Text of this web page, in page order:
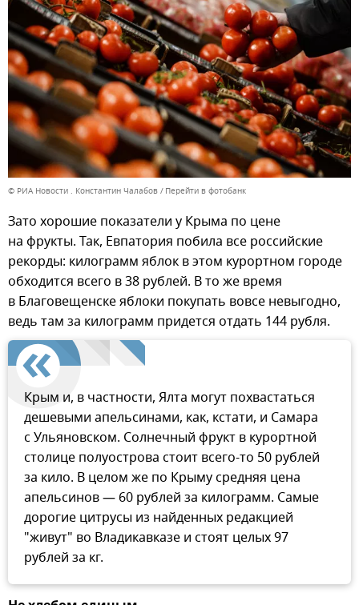
© РИА Новости . Константин Чалабов Перейти в фотобанк
Зато хорошие показатели у Крыма по цене
на фрукты. Так, Евпатория побила все российские
рекорды: килограмм яблок в этом курортном городе
обходится всего в 38 рублей. В то же время
в Благовещенске яблоки покупать вовсе невыгодно,
ведь там за килограмм придется отдать 144 рубля.
Крым и, в частности, Ялта могут похвастаться
дешевыми апельсинами, как, кстати, и Самара
с Ульяновском. Солнечный фрукт в курортной
столице полуострова стоит всего-то 50 рублей
за кило. В целом же по Крыму средняя цена
апельсинов — 60 рублей за килограмм. Самые
дорогие цитрусы из найденных редакцией
"живут" во Владикавказе и стоят целых 97
рублей за кг.